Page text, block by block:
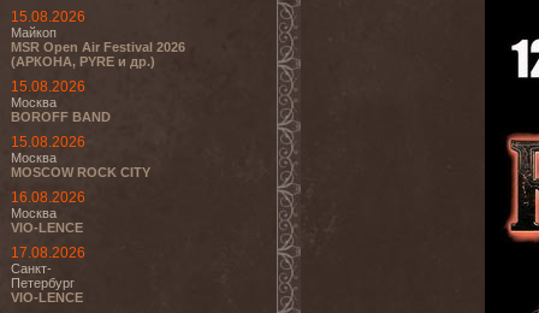
15.08.2026
Майкоп
MSR Open Air Festival 2026
(АРКОНА, PYRE и др.)
15.08.2026
Москва
BOROFF BAND
15.08.2026
Москва
MOSCOW ROCK CITY
16.08.2026
Москва
VIO-LENCE
17.08.2026
Санкт-
Петербург
VIO-LENCE